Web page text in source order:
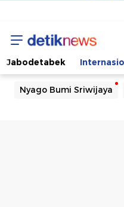
Jabodetabek
Nyago Bumi Sriwijaya